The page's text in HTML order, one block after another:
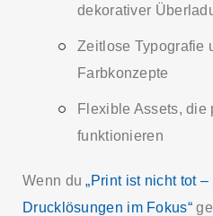
dekorativer
Zeitlose Typografie
Farbkonzepte
Flexible Assets, die
funktionieren
Wenn du„Print ist nicht tot
Drucklösungen im Fokus“